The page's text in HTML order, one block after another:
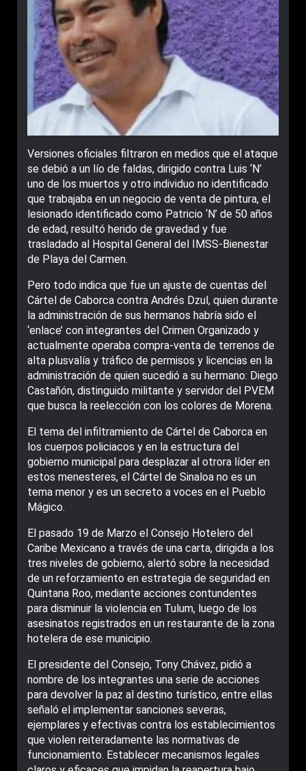
Versiones oficiales filtraron en medios que el ataque
se debió a un lío de faldas, dirigido contra Luis ‘N’
uno de los muertos y otro individuo no identificado
que trabajaba en un negocio de venta de pintura, el
lesionado identificado como Patricio ‘N’ de 50 años
de edad, resultó herido de gravedad y fue
trasladado al Hospital General del IMSS-Bienestar
de Playa del Carmen.
Pero todo indica que fue un ajuste de cuentas del
Cártel de Caborca contra Andrés Dzul, quien durante
la administración de sus hermanos habría sido el
‘enlace’ con integrantes del Crimen Organizado y
actualmente operaba compra-venta de terrenos de
alta plusvalía y tráfico de permisos y licencias en la
administración de quien sucedió a su hermano: Diego
Castañón, distinguido militante y servidor del PVEM
que busca la reelección con los colores de Morena.
El tema del infiltramiento de Cártel de Caborca en
los cuerpos policiacos y en la estructura del
gobierno municipal para desplazar al otrora líder en
estos menesteres, el Cártel de Sinaloa no es un
tema menor y es un secreto a voces en el Pueblo
Mágico.
El pasado 19 de Marzo el Consejo Hotelero del
Caribe Mexicano a través de una carta, dirigida a los
tres niveles de gobierno, alertó sobre la necesidad
de un reforzamiento en estrategia de seguridad en
Quintana Roo, mediante acciones contundentes
para disminuir la violencia en Tulum, luego de los
asesinatos registrados en un restaurante de la zona
hotelera de ese municipio.
El presidente del Consejo, Tony Chávez, pidió a
nombre de los integrantes una serie de acciones
para devolver la paz al destino turístico, entre ellas
señaló el implementar sanciones severas,
ejemplares y efectivas contra los establecimientos
que violen reiteradamente las normativas de
funcionamiento. Establecer mecanismos legales